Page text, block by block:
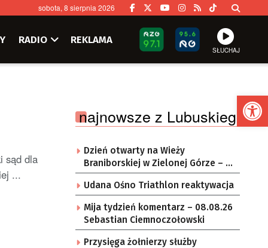
sobota, 8 sierpnia 2026
RADIO REKLAMA
SŁUCHAJ
sąd dla
...
najnowsze z Lubuskiego
Dzień otwarty na Wieży
Braniborskiej w Zielonej Górze – po
raz ostatni w tym roku
Udana Ośno Triathlon reaktywacja
Mija tydzień komentarz – 08.08.26
Sebastian Ciemnoczołowski
Przysięga żołnierzy służby